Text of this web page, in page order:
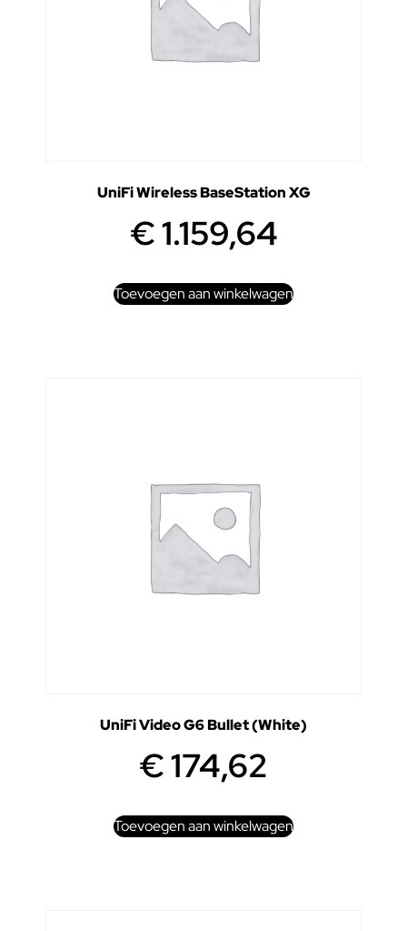
UniFi Wireless BaseStation XG
€1.159,64
Toevoegen aan winkelwagen
UniFi Video G6 Bullet (White)
€174,62
Toevoegen aan winkelwagen